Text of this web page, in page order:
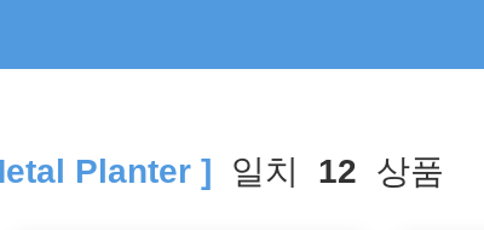
Planter ] 일치 12 상품